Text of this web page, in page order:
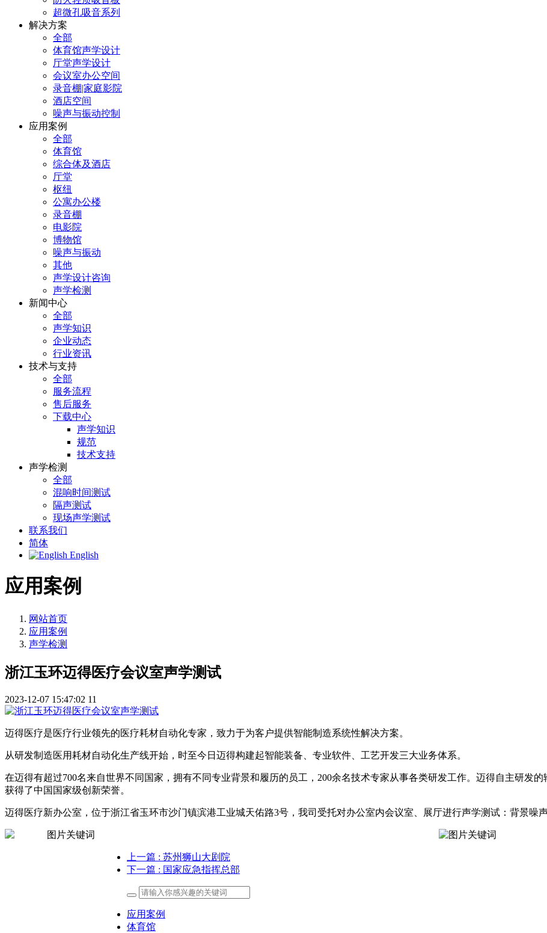
超微孔吸音系列
解决方案
全部
体育馆声学设计
厅堂声学设计
会议室办公空间
录音棚|家庭影院
酒店空间
噪声与振动控制
应用案例
全部
体育馆
综合体及酒店
厅堂
枢纽
公寓办公楼
录音棚
电影院
博物馆
噪声与振动
其他
声学设计咨询
声学检测
新闻中心
全部
声学知识
企业动态
行业资讯
技术与支持
全部
服务流程
售后服务
下载中心
声学知识
规范
技术支持
声学检测
全部
混响时间测试
隔声测试
现场声学测试
联系我们
简体
English
应用案例
网站首页
应用案例
声学检测
浙江玉环迈得医疗会议室声学测试
2023-12-07 15:47:02 11
迈得医疗是医疗行业领先的医疗耗材自动化专家，致力于为客户提供智能制造系统性解决方案。
从研发制造医用耗材自动化生产线开始，时至今日迈得构建起智能装备、专业软件、工艺开发三大业务体系。
在迈得有超过700名来自世界不同国家，拥有不同专业背景和履历的员工，200余名技术专家从事各类研发工作。迈得自主研发
获得了中国国家级创新荣誉。
迈得医疗新办公室，位于浙江省玉环市沙门镇滨港工业城天佑路3号，我司受托对办公室内会议室、展厅进行声学测试：背景噪
上一篇 : 苏州狮山大剧院
下一篇 : 国家应急指挥总部
应用案例
体育馆